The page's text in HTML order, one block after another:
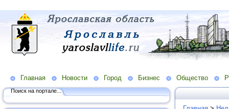
Главная Новости Город Бизнес Общество
Поиск на портале...